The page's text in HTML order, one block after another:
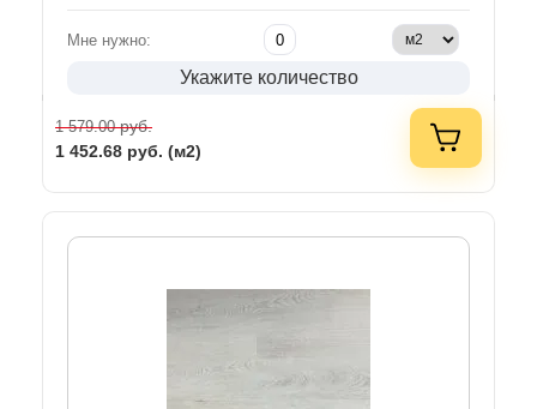
Мне нужно:
Укажите количество
1 579.00руб.
1 452.68 руб. (м2)